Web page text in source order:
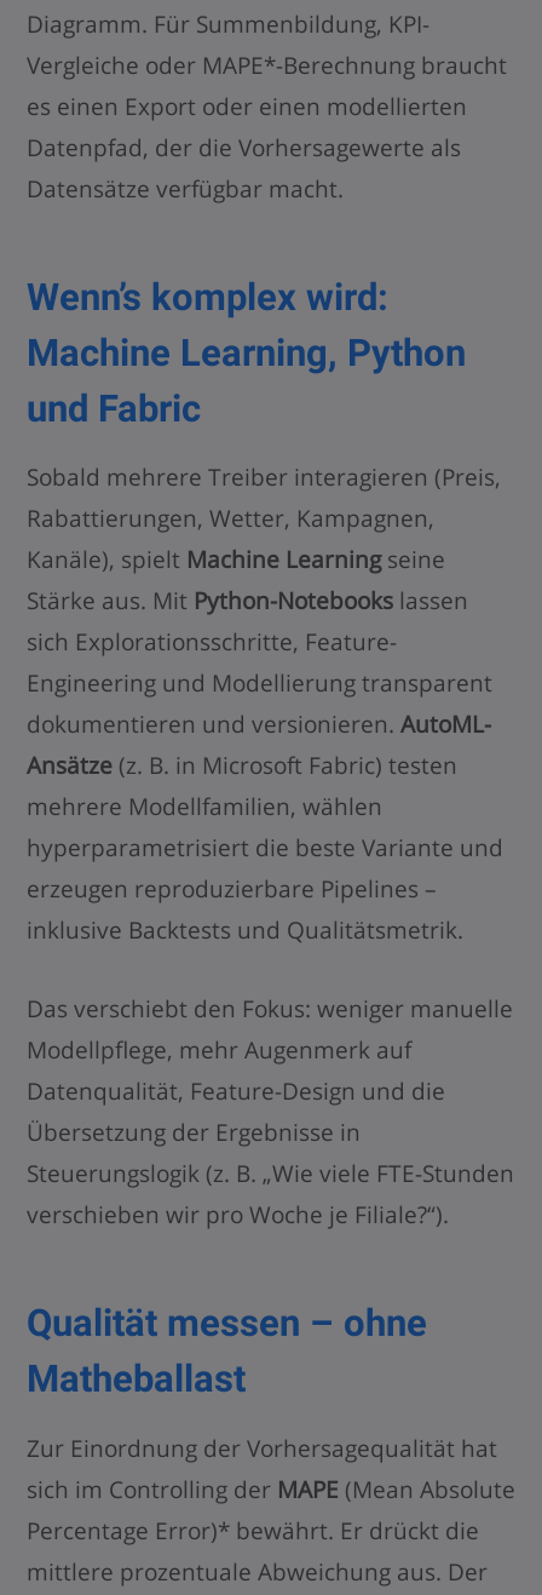
Diagramm. Für Summenbildung, KPI-
Vergleiche oder MAPE*-Berechnung braucht
es einen Export oder einen modellierten
Datenpfad, der die Vorhersagewerte als
Datensätze verfügbar macht.
Wenn’s komplex wird:
Machine Learning, Python
und Fabric
Sobald mehrere Treiber interagieren (Preis,
Rabattierungen, Wetter, Kampagnen,
Kanäle), spielt Machine Learningseine
Stärke aus. Mit Python-Notebooks lassen
sich Explorationsschritte, Feature-
Engineering und Modellierung transparent
dokumentieren und versionieren. AutoML-
Ansätze (z. B. in Microsoft Fabric) testen
mehrere Modellfamilien, wählen
hyperparametrisiert die beste Variante und
erzeugen reproduzierbare Pipelines –
inklusive Backtests und Qualitätsmetrik.
Das verschiebt den Fokus: weniger manuelle
Modellpflege, mehr Augenmerk auf
Datenqualität, Feature-Design und die
Übersetzung der Ergebnisse in
Steuerungslogik (z. B. „Wie viele FTE-Stunden
verschieben wir pro Woche je Filiale?“).
Qualität messen – ohne
Matheballast
Zur Einordnung der Vorhersagequalität hat
sich im Controlling der MAPE (Mean Absolute
Percentage Error)* bewährt. Er drückt die
mittlere prozentuale Abweichung aus. Der